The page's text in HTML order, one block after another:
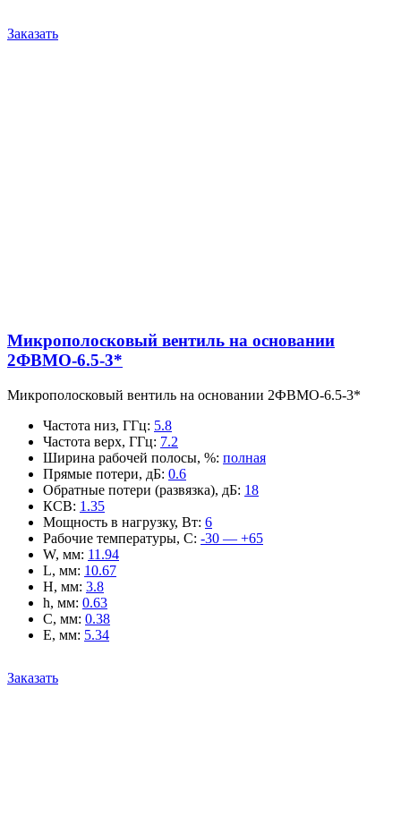
Заказать
Микрополосковый вентиль на основании
2ФВМO-6.5-3*
Микрополосковый вентиль на основании 2ФВМO-6.5-3*
Частота низ, ГГц: 5.8
Частота верх, ГГц: 7.2
Ширина рабочей полосы, %: полная
Прямые потери, дБ: 0.6
Обратные потери (развязка), дБ: 18
КСВ: 1.35
Мощность в нагрузку, Вт: 6
Рабочие температуры, С: -30 — +65
W, мм: 11.94
L, мм: 10.67
H, мм: 3.8
h, мм: 0.63
C, мм: 0.38
E, мм: 5.34
Заказать